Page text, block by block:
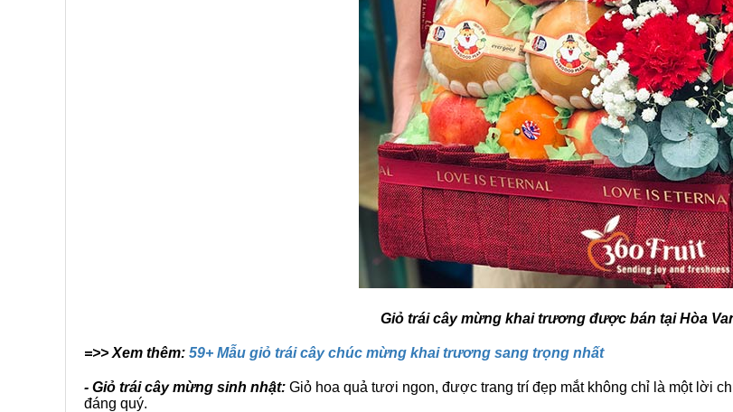
Giỏ trái cây mừng khai trương được bán tại Hòa
=>> Xem thêm: 59+ Mẫu giỏ trái cây chúc mừng khai trương sang trọng nhất
- Giỏ trái cây mừng sinh nhật: Giỏ hoa quả tươi ngon, được trang trí đẹp mắt không chỉ là một lời
đáng quý.